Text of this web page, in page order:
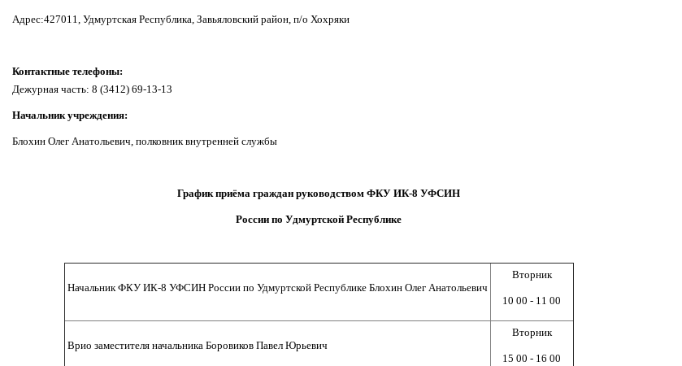
Адрес:427011, Удмуртская Республика, Завьяловский район, п/о Хохряки
Контактные телефоны:
Дежурная часть: 8 (3412) 69-13-13
Начальник учреждения:
Блохин Олег Анатольевич, полковник внутренней службы
График приёма граждан руководством ФКУ ИК-8 УФСИН
России по Удмуртской Республике
Начальник ФКУ ИК-8 УФСИН России по Удмуртской Республике Блохин Олег Анатольевич
Вторник
10 00 - 11 00
Врио заместителя начальника Боровиков Павел Юрьевич
Вторник
15 00 - 16 00